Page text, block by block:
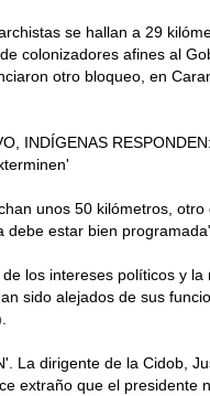
se hallan a 29
colonizadores afines al
otro bloqueo, en
INDÍGENAS RESPONDEN:
unos 50 kilómetros,
debe estar bien
los intereses políticos y
sido alejados de sus
La dirigente de la Cidob,
extraño que el presidente